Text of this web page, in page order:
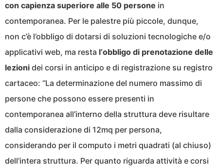
con capienza superiore alle 50 persone in
contemporanea. Per le palestre più piccole, dunque,
non c’è l’obbligo di dotarsi di soluzioni tecnologiche e/o
applicativi web, ma resta l‘obbligo di prenotazione delle
lezioni dei corsi in anticipo e di registrazione su registro
cartaceo: “La determinazione del numero massimo di
persone che possono essere presenti in
contemporanea all’interno della struttura deve risultare
dalla considerazione di 12mq per persona,
considerando per il computo i metri quadrati (al chiuso)
dell’intera struttura. Per quanto riguarda attività e corsi